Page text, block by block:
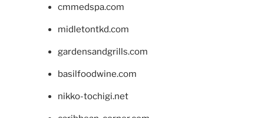
cmmedspa.com
midletontkd.com
gardensandgrills.com
basilfoodwine.com
nikko-tochigi.net